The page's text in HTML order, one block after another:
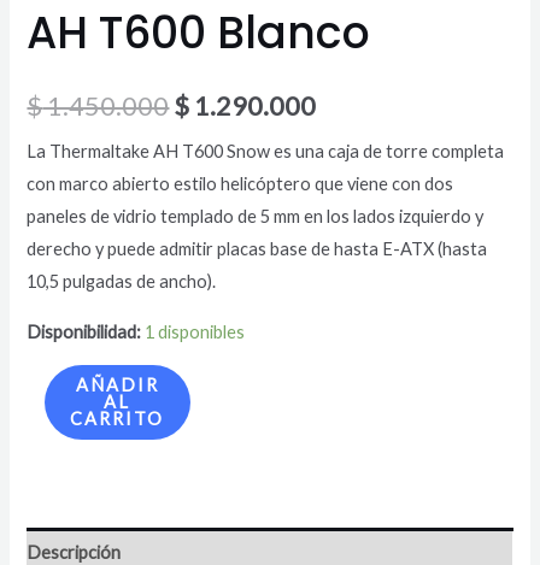
AH T600 Blanco
$1.450.000$ 1.290.000
La Thermaltake AH T600 Snow es una caja de torre completa
con marco abierto estilo helicóptero que viene con dos
paneles de vidrio templado de 5 mm en los lados izquierdo y
derecho y puede admitir placas base de hasta E-ATX (hasta
10,5 pulgadas de ancho).
Disponibilidad: 1 disponibles
AÑADIR
AL
CARRITO
Descripción